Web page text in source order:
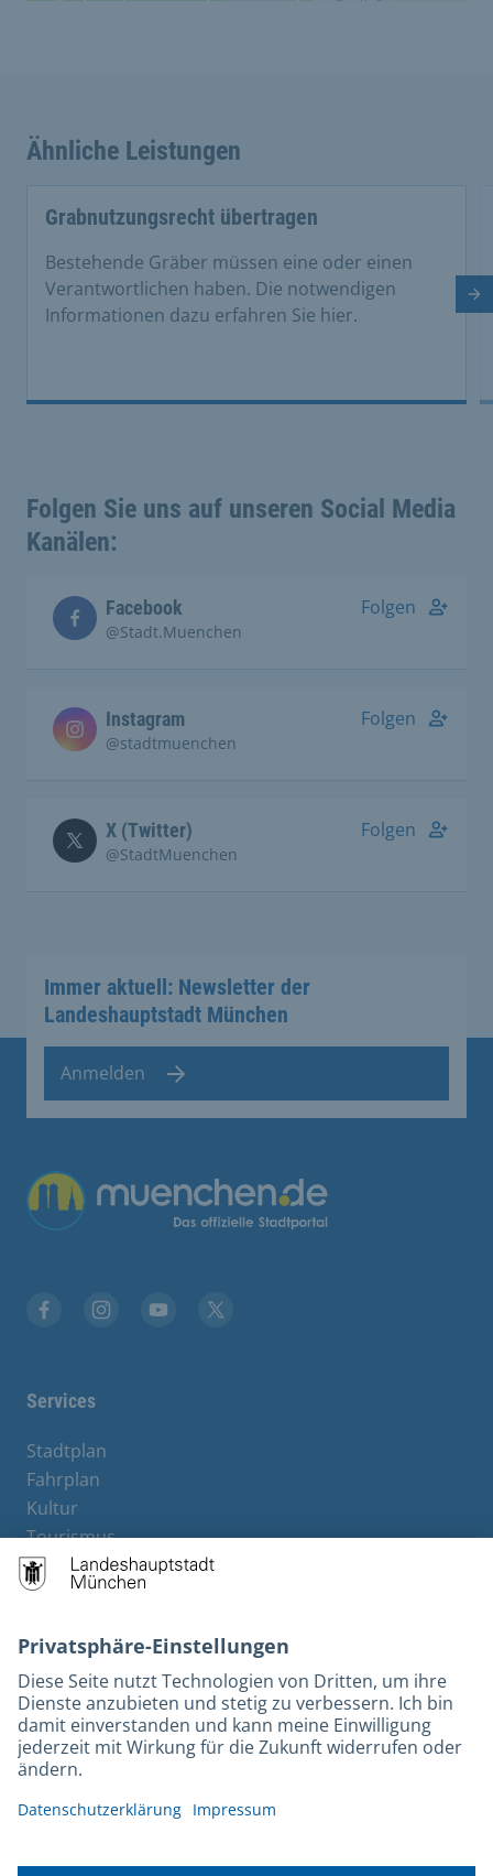
Ähnliche Leistungen
Grabnutzungsrecht übertragen
Bestehende Gräber müssen eine oder einen
Verantwortlichen haben. Die notwendigen
Informationen dazu erfahren Sie hier.
Folgen Sie uns auf unseren Social Media
Kanälen:
Facebook
@Stadt.Muenchen
Folgen
Instagram
@stadtmuenchen
Folgen
X (Twitter)
@StadtMuenchen
Folgen
Immer aktuell: Newsletter der
Landeshauptstadt München
Anmelden
Übergreifende Links
Services
Stadtplan
Fahrplan
Kultur
Tourismus
M-Strom
Bürgerservice
Rechtliches und Kontakt
Barrierefreiheit
Leichte Sprache
Gebärdensprache
Kontakt